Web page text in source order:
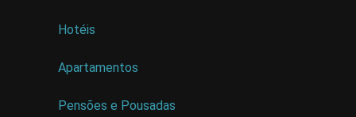
Hotéis
Apartamentos
Pensões e Pousadas